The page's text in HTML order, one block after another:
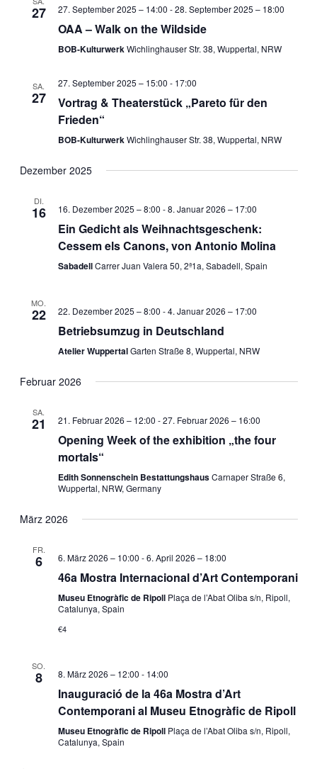
27 27. September 2025 – 14:00 -28. September 2025 – 18:00
OAA – Walk on the Wildside
BOB-KulturwerkWichlinghauser Str. 38, Wuppertal, NRW
SA.
27
27. September 2025 – 15:00 - 17:00
Vortrag & Theaterstück „Pareto für den
Frieden“
BOB-KulturwerkWichlinghauser Str. 38, Wuppertal, NRW
Dezember 2025
DI.
16 16. Dezember 2025 – 8:00 -8. Januar 2026 – 17:00
Ein Gedicht als Weihnachtsgeschenk:
Cessem els Canons, von Antonio Molina
SabadellCarrer Juan Valera 50, 2ª1a, Sabadell, Spain
MO.
22 22. Dezember 2025 – 8:00 -4. Januar 2026 – 17:00
Betriebsumzug in Deutschland
Atelier WuppertalGarten Straße 8, Wuppertal, NRW
Februar 2026
SA.
21 21. Februar 2026 – 12:00 -27. Februar 2026 – 16:00
Opening Week of the exhibition „the four
mortals“
Edith Sonnenschein BestattungshausCarnaper Straße 6,
Wuppertal, NRW, Germany
März 2026
FR.
6 6. März 2026 – 10:00 -6. April 2026 – 18:00
46a Mostra Internacional d’Art Contemporani
Museu Etnogràfic de Ripoll Plaça de l’Abat Oliba s/n, Ripoll,
Catalunya, Spain
€4
SO.
8 8. März 2026 – 12:00 - 14:00
Inauguració de la 46a Mostra d’Art
Contemporani al Museu Etnogràfic de Ripoll
Museu Etnogràfic de Ripoll Plaça de l’Abat Oliba s/n, Ripoll,
Catalunya, Spain